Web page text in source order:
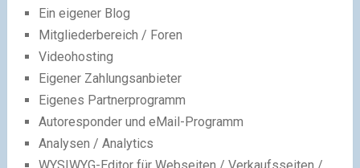
Ein eigener Blog
Mitgliederbereich / Foren
Videohosting
Eigener Zahlungsanbieter
Eigenes Partnerprogramm
Autoresponder und eMail-Programm
Analysen / Analytics
WYSIWYG-Editor für Webseiten / Verkaufsseiten /